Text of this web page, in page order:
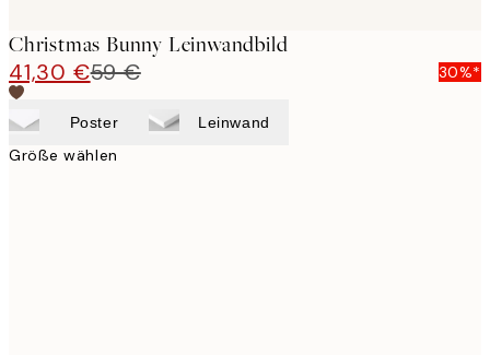
Christmas Bunny Leinwandbild
41,30 €59 € 30%*
Poster Leinwand
Größe wählen